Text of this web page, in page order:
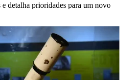
detalha prioridades para um novo